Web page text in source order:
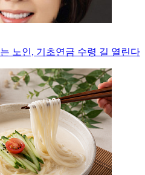
노인, 기초연금 수령 길 열린다